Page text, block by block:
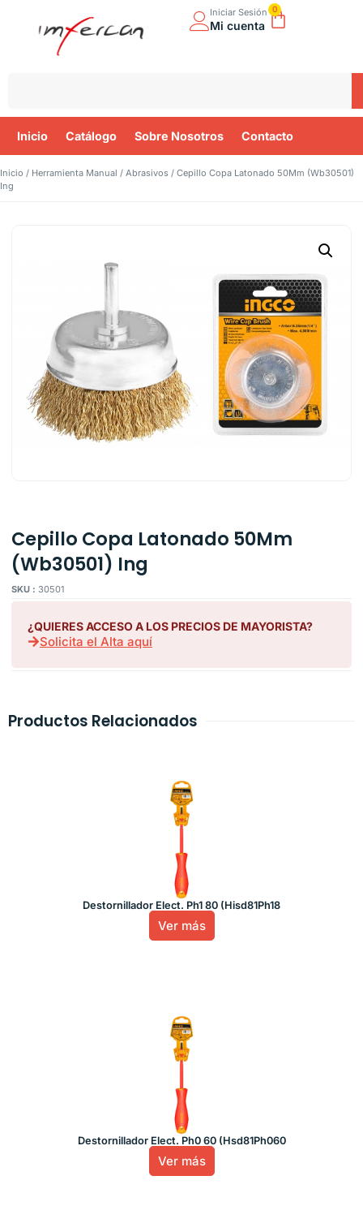
Iniciar Sesión
Mi cuenta
0
Inicio Catálogo Sobre Nosotros Contacto
Inicio / Herramienta Manual / Abrasivos / Cepillo Copa Latonado 50Mm (Wb30501)
Ing
Cepillo Copa Latonado 50Mm
(Wb30501) Ing
SKU : 30501
¿QUIERES ACCESO A LOS PRECIOS DE MAYORISTA?
Solicita el Alta aquí
Productos Relacionados
Destornillador Elect. Ph1 80 (Hisd81Ph18
Ver más
Destornillador Elect. Ph0 60 (Hsd81Ph060
Ver más